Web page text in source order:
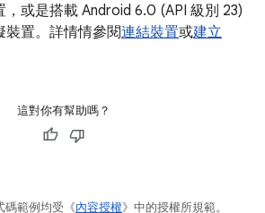
或是搭載 Android 6.0 (API 級別 23)
裝置。詳情情參閱連結裝置或建立
這對你有幫助嗎？
碼範例均受《內容授權》中的授權所規範。